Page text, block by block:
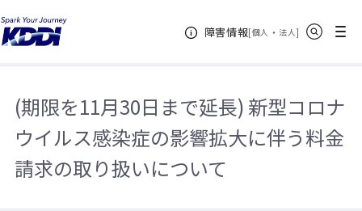
障害情報[個人 ・ 法人新規ウィンドウ
]
メニュー
KDDIホーム
限を11月30日まで延長) 新型コロナウイルス感染症の影響拡大に伴う料金請求
の取り扱いについて
(期限を11月30日まで延長) 新型コロナ
ウイルス感染症の影響拡大に伴う料金
請求の取り扱いについて